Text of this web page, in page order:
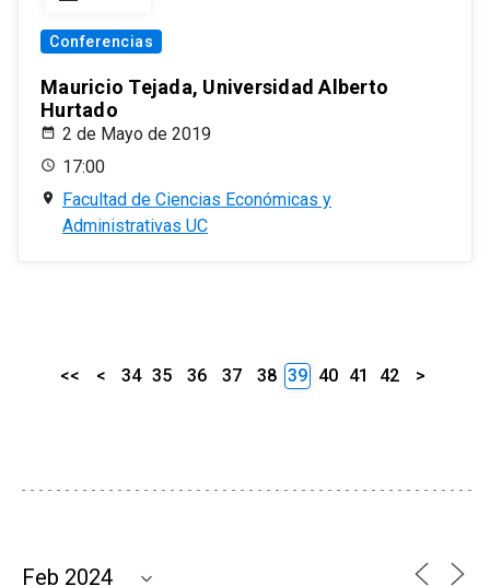
Conferencias
Mauricio Tejada, Universidad Alberto
Hurtado
2 de Mayo de 2019
17:00
Facultad de Ciencias Económicas y
Administrativas UC
<< < 34 35 36 37 38 39 40 41 42 >